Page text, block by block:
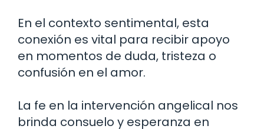
En el contexto sentimental, esta
conexión es vital para recibir apoyo
en momentos de duda, tristeza o
confusión en el amor.
La fe en la intervención angelical nos
brinda consuelo y esperanza en